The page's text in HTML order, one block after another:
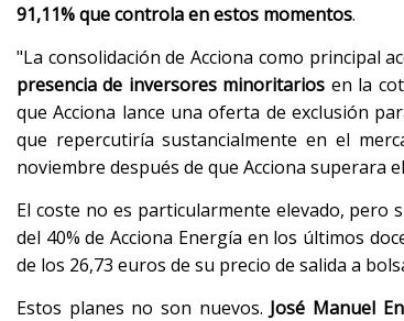
91,11% que controla en estos momentos.
"La consolidación de Acciona como principal
presencia de inversores minoritarios en la
que Acciona lance una oferta de exclusión
que repercutiría sustancialmente en el
noviembre después de que Acciona superara
El coste no es particularmente elevado,
del 40% de Acciona Energía en los últimos
de los 26,73 euros de su precio de salida a
Estos planes no son nuevos. José Manuel